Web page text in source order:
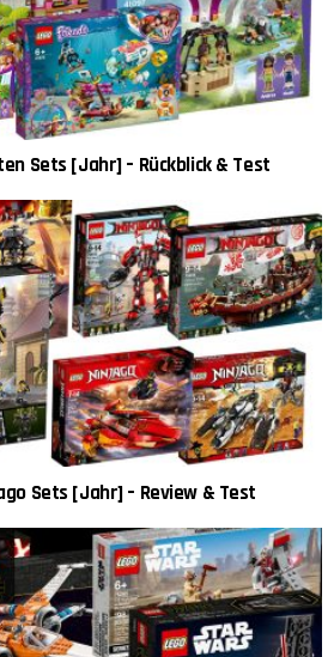
Sets [Jahr] – Rückblick & Test
Sets [Jahr] – Review & Test